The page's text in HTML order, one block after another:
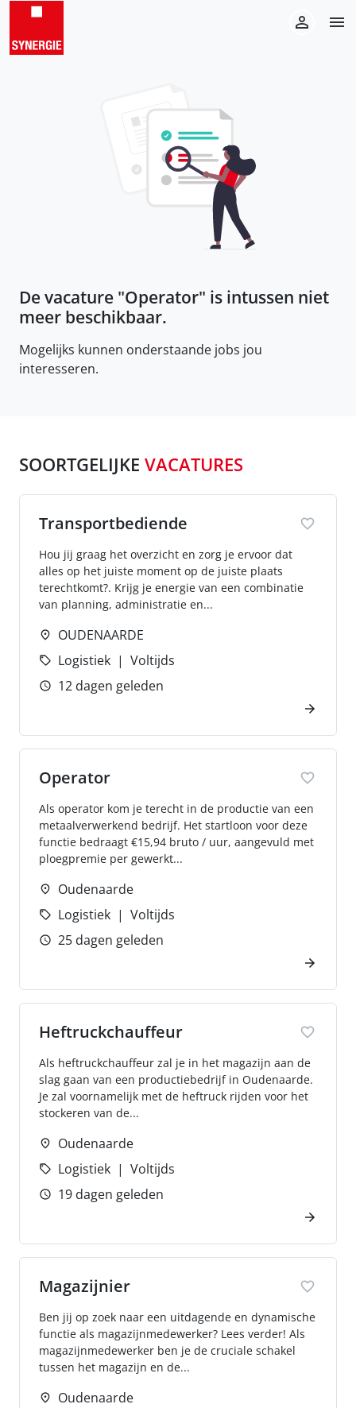
De vacature "Operator" is intussen niet
meer beschikbaar.
Mogelijks kunnen onderstaande jobs jou
interesseren.
SOORTGELIJKE VACATURES
Transportbediende
Hou jij graag het overzicht en zorg je ervoor dat
alles op het juiste moment op de juiste plaats
terechtkomt?. Krijg je energie van een combinatie
van planning, administratie en...
OUDENAARDE
Logistiek
Voltijds
12 dagen geleden
Operator
Als operator kom je terecht in de productie van een
metaalverwerkend bedrijf. Het startloon voor deze
functie bedraagt €15,94 bruto / uur, aangevuld met
ploegpremie per gewerkt...
Oudenaarde
Logistiek
Voltijds
25 dagen geleden
Heftruckchauffeur
Als heftruckchauffeur zal je in het magazijn aan de
slag gaan van een productiebedrijf in Oudenaarde.
Je zal voornamelijk met de heftruck rijden voor het
stockeren van de...
Oudenaarde
Logistiek
Voltijds
19 dagen geleden
Magazijnier
Ben jij op zoek naar een uitdagende en dynamische
functie als magazijnmedewerker? Lees verder! Als
magazijnmedewerker ben je de cruciale schakel
tussen het magazijn en de...
Oudenaarde